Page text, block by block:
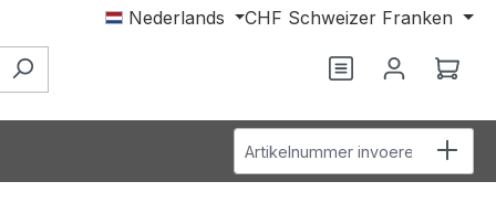
Nederlands CHF Schweizer Franken
Je hebt 0 items
Artikelnummer invoeren